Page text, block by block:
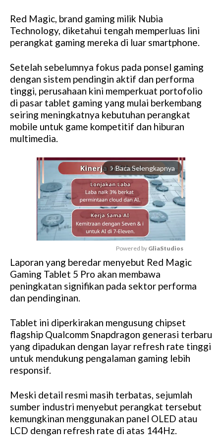
Red Magic, brand gaming milik Nubia
Technology, diketahui tengah memperluas lini
perangkat gaming mereka di luar smartphone.
Setelah sebelumnya fokus pada ponsel gaming
dengan sistem pendingin aktif dan performa
tinggi, perusahaan kini memperkuat portofolio
di pasar tablet gaming yang mulai berkembang
seiring meningkatnya kebutuhan perangkat
mobile untuk game kompetitif dan hiburan
multimedia.
arrow_forward_ios Baca Selengkapnya
M
u
t
Powered by GliaStudios
Laporan yang beredar menyebut Red Magic
Gaming Tablet 5 Pro akan membawa
peningkatan signifikan pada sektor performa
dan pendinginan.
Tablet ini diperkirakan mengusung chipset
flagship Qualcomm Snapdragon generasi terbaru
yang dipadukan dengan layar refresh rate tinggi
untuk mendukung pengalaman gaming lebih
responsif.
Meski detail resmi masih terbatas, sejumlah
sumber industri menyebut perangkat tersebut
kemungkinan menggunakan panel OLED atau
LCD dengan refresh rate di atas 144Hz.